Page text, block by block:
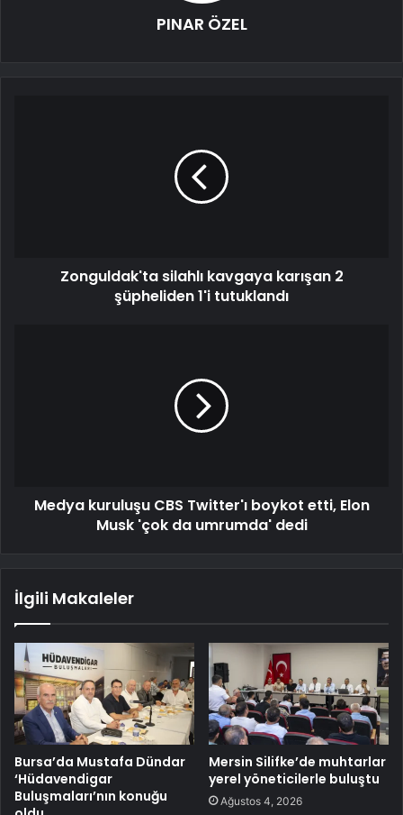
PINAR ÖZEL
Zonguldak'ta silahlı kavgaya karışan 2
şüpheliden 1'i tutuklandı
Medya kuruluşu CBS Twitter'ı boykot etti, Elon
Musk 'çok da umrumda' dedi
İlgili Makaleler
Bursa’da Mustafa Dündar
‘Hüdavendigar
Buluşmaları’nın konuğu
Mersin Silifke’de muhtarlar
yerel yöneticilerle buluştu
Ağustos 4, 2026